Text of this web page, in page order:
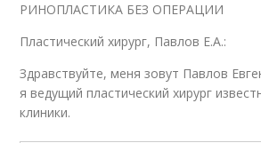
РИНОПЛАСТИКА БЕЗ ОПЕРАЦИИ
Пластический хирург, Павлов Е.А.:
Здравствуйте, меня зовут Павлов
я ведущий пластический хирург
клиники.